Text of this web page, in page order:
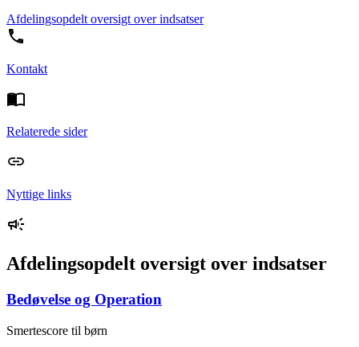
Afdelingsopdelt oversigt over indsatser
Kontakt
Relaterede sider
Nyttige links
Afdelingsopdelt oversigt over indsatser
Bedøvelse og Operation
Smertescore til børn